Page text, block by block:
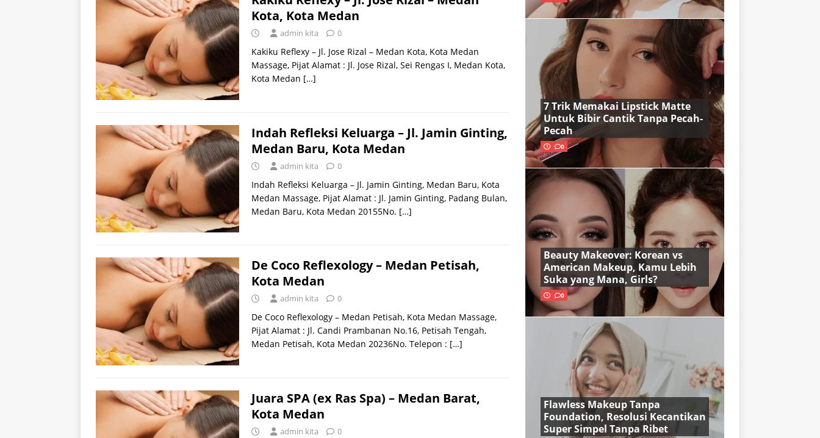
Kota, Kota Medan
admin kita 0
Kakiku Reflexy – Jl. Jose Rizal – Medan Kota, Kota Medan
Massage, Pijat Alamat : Jl. Jose Rizal, Sei Rengas I, Medan Kota,
Kota Medan […]
Indah Refleksi Keluarga – Jl. Jamin Ginting,
Medan Baru, Kota Medan
admin kita 0
Indah Refleksi Keluarga – Jl. Jamin Ginting, Medan Baru, Kota
Medan Massage, Pijat Alamat : Jl. Jamin Ginting, Padang Bulan,
Medan Baru, Kota Medan 20155No. […]
De Coco Reflexology – Medan Petisah,
Kota Medan
admin kita 0
De Coco Reflexology – Medan Petisah, Kota Medan Massage,
Pijat Alamat : Jl. Candi Prambanan No.16, Petisah Tengah,
Medan Petisah, Kota Medan 20236No. Telepon : […]
Juara SPA (ex Ras Spa) – Medan Barat,
Kota Medan
admin kita 0
7 Trik Memakai Lipstick Matte
Untuk Bibir Cantik Tanpa Pecah-
Pecah
0
Beauty Makeover: Korean vs
American Makeup, Kamu Lebih
Suka yang Mana, Girls?
0
Flawless Makeup Tanpa
Foundation, Resolusi Kecantikan
Super Simpel Tanpa Ribet